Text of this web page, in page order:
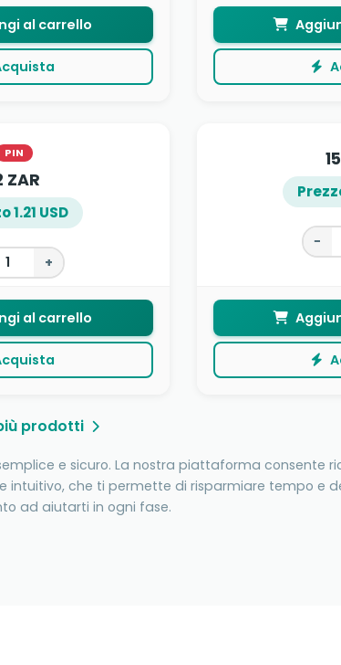
al carrello
PIN
ZAR
1.21 USD
+
al carrello
−
prodotti
e sicuro. La nostra piattaforma consente
intuitivo, che ti permette di risparmiare tempo e
ad aiutarti in ogni fase.